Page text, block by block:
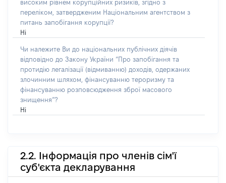
високим рівнем корупційних ризиків, згідно з
переліком, затвердженим Національним агентством з
питань запобігання корупції?
Ні
Чи належите Ви до національних публічних діячів
відповідно до Закону України “Про запобігання та
протидію легалізації (відмиванню) доходів, одержаних
злочинним шляхом, фінансуванню тероризму та
фінансуванню розповсюдження зброї масового
знищення”?
Ні
2.2. Інформація про членів сім'ї
суб'єкта декларування